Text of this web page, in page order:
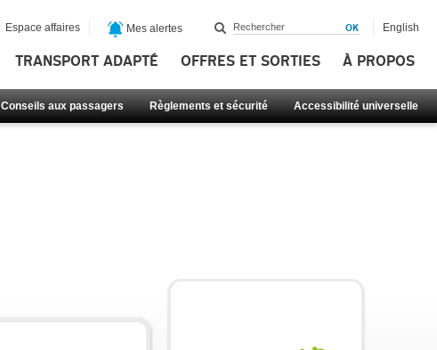
TRANSPORT ADAPTÉ OFFRES ET SORTIES À PROPOS
Conseils aux passagers Règlements et sécurité Accessibilité universelle
Espace affaires Mes alertes English